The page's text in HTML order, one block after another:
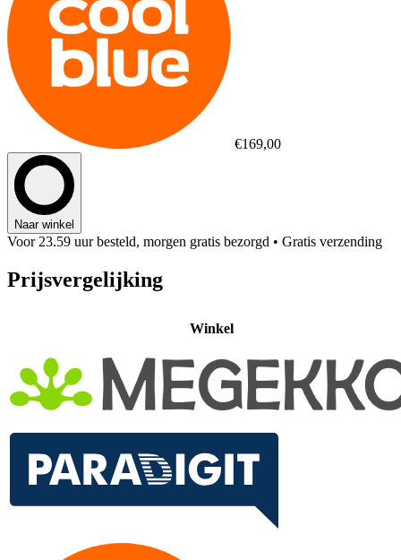
€169,00
Naar winkel
Voor 23.59 uur besteld, morgen gratis bezorgd • Gratis verzending
Prijsvergelijking
Winkel